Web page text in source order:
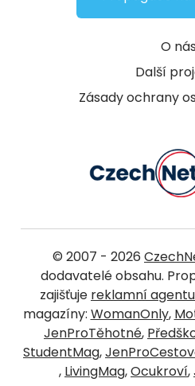
O nás
Další
Zásady ochrany
© 2007 - 2026
dodavatelé obsahu.
zajišťuje reklamní
magazíny: WomanOnly,
JenProTěhotné,
StudentMag,
, LivingMag,Ocukroví,